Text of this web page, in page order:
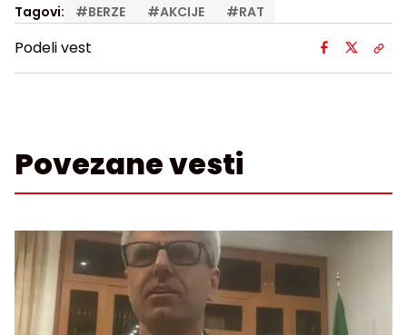
Tagovi: #BERZE #AKCIJE #RAT
Podeli vest
Povezane vesti